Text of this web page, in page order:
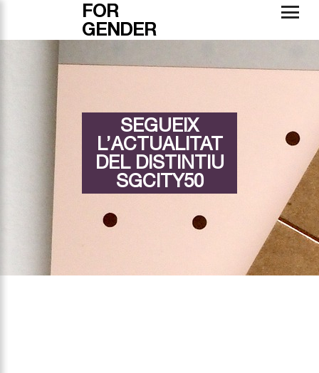
FOR
GENDER
SEGUEIX
L’ACTUALITAT
DEL DISTINTIU
SGCITY50